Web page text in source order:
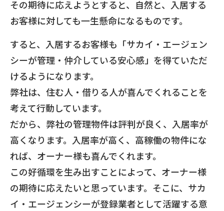
その期待に応えようとすると、自然と、入居する
お客様に対しても一生懸命になるものです。
すると、入居するお客様も「サカイ・エージェン
シーが管理・仲介している安心感」を得ていただ
けるようになります。
弊社は、住む人・借りる人が喜んでくれることを
考えて行動しています。
だから、弊社の管理物件は評判が良く、入居率が
高くなります。入居率が高く、高稼働の物件にな
れば、オーナー様も喜んでくれます。
この好循環を生み出すことによって、オーナー様
の期待に応えたいと思っています。そこに、サカ
イ・エージェンシーが登録業者として活躍する意